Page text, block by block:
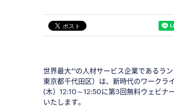
世界最大*¹の人材サービス企業であるラ
東京都千代田区）は、新時代のワークラ
(木）12:10～12:50に第3回無料ウェビナ
いたします。